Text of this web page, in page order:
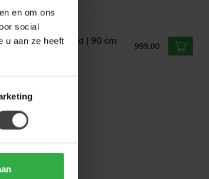
en om ons
social
u aan ze heeft
Madison Sand | 90 cm 999,00